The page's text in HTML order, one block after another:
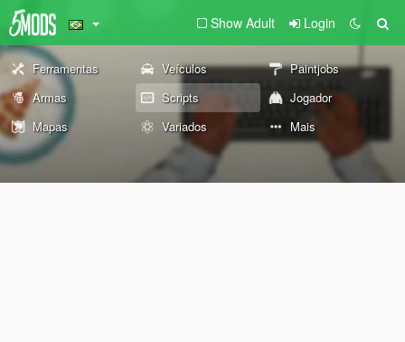
Show Adult Login
Ferramentas Veículos
Paintjobs
Armas
Scripts
Jogador
Mapas
Variados Mais